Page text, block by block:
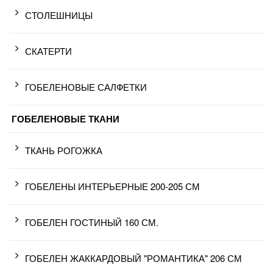
СТОЛЕШНИЦЫ
СКАТЕРТИ
ГОБЕЛЕНОВЫЕ САЛФЕТКИ
ГОБЕЛЕНОВЫЕ ТКАНИ
ТКАНЬ РОГОЖКА
ГОБЕЛЕНЫ ИНТЕРЬЕРНЫЕ 200-205 СМ
ГОБЕЛЕН ГОСТИНЫЙ 160 СМ.
ГОБЕЛЕН ЖАККАРДОВЫЙ "РОМАНТИКА" 206 СМ